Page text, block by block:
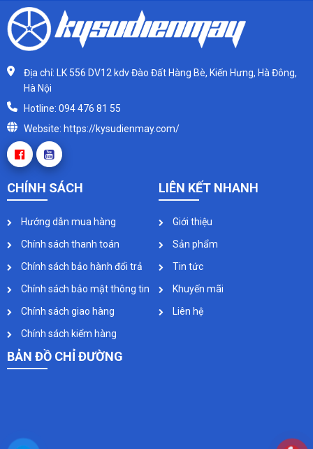
Địa chỉ: LK 556 DV12 kdv Đào Đất Hàng Bè, Kiến Hưng, Hà Đông,
Hà Nội
Hotline: 094 476 81 55
Website: https://kysudienmay.com/
CHÍNH SÁCH
Hướng dẫn mua hàng
Chính sách thanh toán
Chính sách bảo hành đổi trả
Chính sách bảo mật thông tin
Chính sách giao hàng
Chính sách kiểm hàng
LIÊN KẾT NHANH
Giới thiệu
Sản phẩm
Tin tức
Khuyến mãi
Liên hệ
BẢN ĐỒ CHỈ ĐƯỜNG